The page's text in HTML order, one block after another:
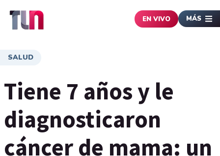
EN VIVO MÁS
SALUD
Tiene 7 años y le
diagnosticaron
cáncer de mama: un